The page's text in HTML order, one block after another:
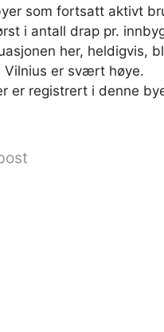
som fortsatt aktivt
i antall drap pr.
her, heldigvis,
Vilnius er svært høye.
er registrert i denne